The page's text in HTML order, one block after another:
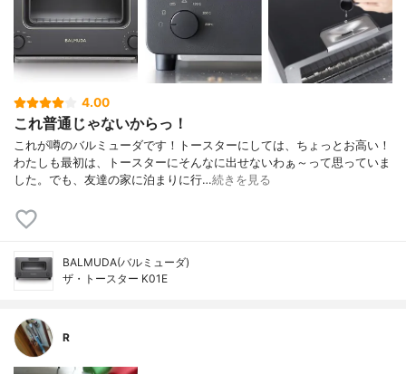
4.00
これ普通じゃないからっ！
これが噂のバルミューダです！トースターにしては、ちょっとお高い！
わたしも最初は、トースターにそんなに出せないわぁ～って思っていま
した。でも、友達の家に泊まりに行…続きを見る
BALMUDA(バルミューダ)
ザ・トースター K01E
R